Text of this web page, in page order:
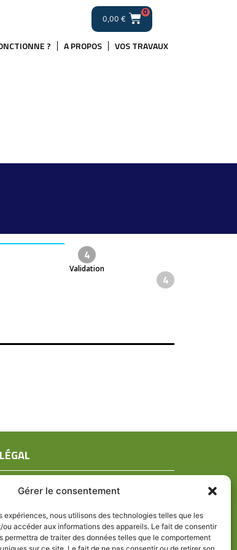
Gérer le consentement
expériences, nous utilisons des technologies telles que les
accéder aux informations des appareils. Le fait de consentir
permettra de traiter des données telles que le comportement
0,00 €
0
? A PROPOS VOS TRAVAUX
4
Validation
4
LÉGAL
Mentions légales
Politique de confidentialité
Politique de cookies (UE)